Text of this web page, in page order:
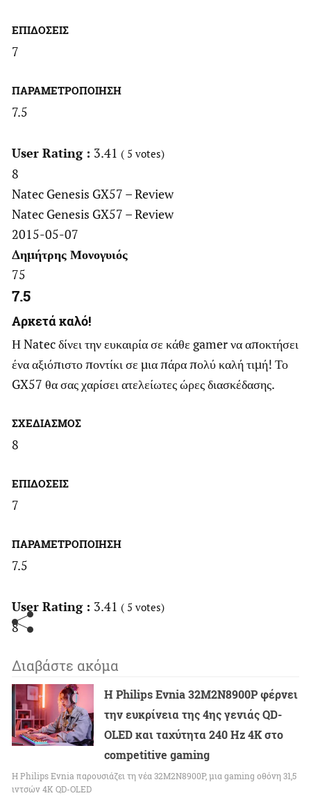
ΕΠΙΔΟΣΕΙΣ
7
ΠΑΡΑΜΕΤΡΟΠΟΙΗΣΗ
7.5
User Rating : 3.41 ( 5 votes)
8
Natec Genesis GX57 – Review
Natec Genesis GX57 – Review
2015-05-07
Δημήτρης Μονογυιός
75
7.5
Αρκετά καλό!
Η Natec δίνει την ευκαιρία σε κάθε gamer να αποκτήσει
ένα αξιόπιστο ποντίκι σε μια πάρα πολύ καλή τιμή! Το
GX57 θα σας χαρίσει ατελείωτες ώρες διασκέδασης.
ΣΧΕΔΙΑΣΜΟΣ
8
ΕΠΙΔΟΣΕΙΣ
7
ΠΑΡΑΜΕΤΡΟΠΟΙΗΣΗ
7.5
User Rating : 3.41 ( 5 votes)
8
Διαβάστε ακόμα
Η Philips Evnia 32M2N8900P φέρνει
την ευκρίνεια της 4ης γενιάς QD-
OLED και ταχύτητα 240 Hz 4K στο
competitive gaming
Η Philips Evnia παρουσιάζει τη νέα 32M2N8900P, μια gaming οθόνη 31,5
ιντσών 4K QD-OLED